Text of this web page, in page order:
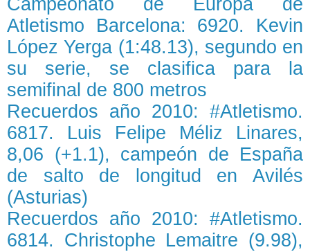
Campeonato de Europa de
Atletismo Barcelona: 6920. Kevin
López Yerga (1:48.13), segundo en
su serie, se clasifica para la
semifinal de 800 metros
Recuerdos año 2010: #Atletismo.
6817. Luis Felipe Méliz Linares,
8,06 (+1.1), campeón de España
de salto de longitud en Avilés
(Asturias)
Recuerdos año 2010: #Atletismo.
6814. Christophe Lemaitre (9.98),